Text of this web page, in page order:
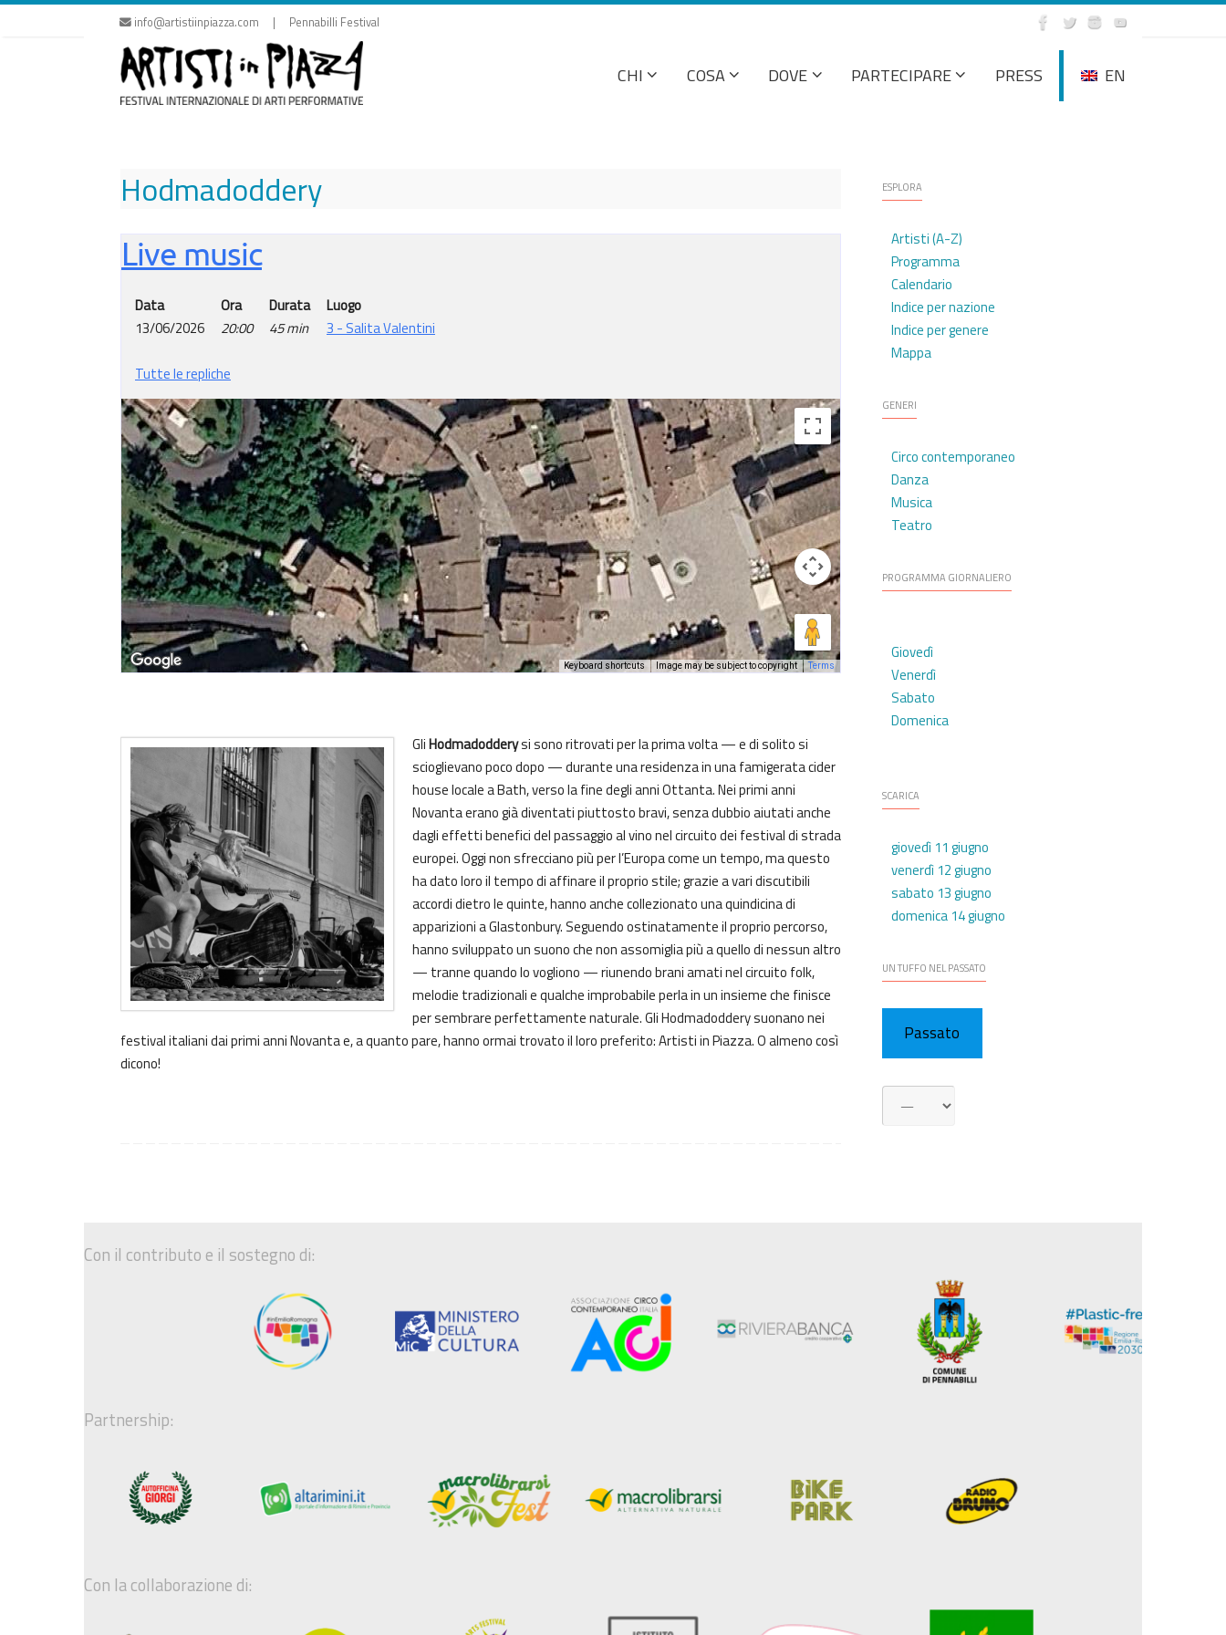
Vai
info@artistiinpiazza.com | Pennabilli Festival
CHI COSA DOVE PARTECIPARE PRESS EN
Hodmadoddery
Live music
Data
13/06/2026
Ora
20:00
Durata
45 min
Luogo
3 - Salita Valentini
Tutte le repliche
Keyboard shortcuts Image may be subject to copyright Terms
GliHodmadodderysi sono ritrovati per la prima volta — e di solito si
scioglievano poco dopo — durante una residenza in una famigerata cider
house locale a Bath, verso la fine degli anni Ottanta. Nei primi anni
Novanta erano già diventati piuttosto bravi, senza dubbio aiutati anche
dagli effetti benefici del passaggio al vino nel circuito dei festival di strada
europei. Oggi non sfrecciano più per l’Europa come un tempo, ma questo
ha dato loro il tempo di affinare il proprio stile; grazie a vari discutibili
accordi dietro le quinte, hanno anche collezionato una quindicina di
apparizioni a Glastonbury. Seguendo ostinatamente il proprio percorso,
hanno sviluppato un suono che non assomiglia più a quello di nessun altro
— tranne quando lo vogliono — riunendo brani amati nel circuito folk,
melodie tradizionali e qualche improbabile perla in un insieme che finisce
per sembrare perfettamente naturale. Gli Hodmadoddery suonano nei
festival italiani dai primi anni Novanta e, a quanto pare, hanno ormai trovato il loro preferito: Artisti in Piazza. O almeno così
dicono!
ESPLORA
Artisti (A-Z)
Programma
Calendario
Indice per nazione
Indice per genere
Mappa
GENERI
Circo contemporaneo
Danza
Musica
Teatro
PROGRAMMA GIORNALIERO
Giovedì
Venerdì
Sabato
Domenica
SCARICA
giovedì 11 giugno
venerdì 12 giugno
sabato 13 giugno
domenica 14 giugno
UN TUFFO NEL PASSATO
Passato
Con il contributo e il sostegno di:
Partnership:
Con la collaborazione di: